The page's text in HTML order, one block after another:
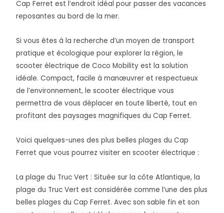
Cap Ferret est l’endroit idéal pour passer des vacances
reposantes au bord de la mer.
Si vous êtes à la recherche d’un moyen de transport
pratique et écologique pour explorer la région, le
scooter électrique de Coco Mobility est la solution
idéale. Compact, facile à manœuvrer et respectueux
de l’environnement, le scooter électrique vous
permettra de vous déplacer en toute liberté, tout en
profitant des paysages magnifiques du Cap Ferret.
Voici quelques-unes des plus belles plages du Cap
Ferret que vous pourrez visiter en scooter électrique :
La plage du Truc Vert : Située sur la côte Atlantique, la
plage du Truc Vert est considérée comme l’une des plus
belles plages du Cap Ferret. Avec son sable fin et son